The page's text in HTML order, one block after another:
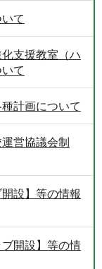
て
支援教室（ハ
て
計画について
営協議会制
設】等の情報
開設】等の情